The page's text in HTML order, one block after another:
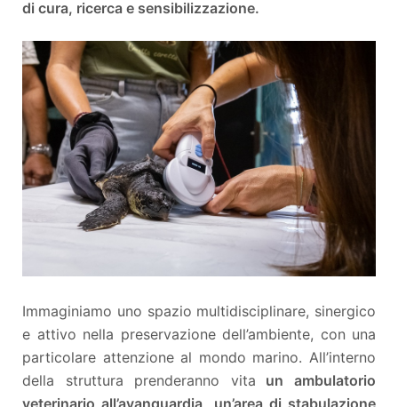
di cura, ricerca e sensibilizzazione.
Immaginiamo uno spazio multidisciplinare, sinergico
e attivo nella preservazione dell’ambiente, con una
particolare attenzione al mondo marino. All’interno
della struttura prenderanno vita un ambulatorio
veterinario all’avanguardia, un’area di stabulazione